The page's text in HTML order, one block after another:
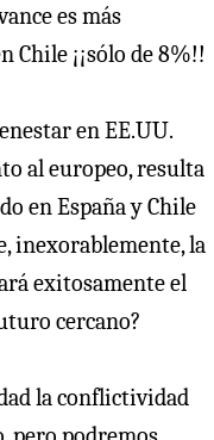
es más
Chile ¡¡sólo de 8%!!
en EE.UU.
al europeo, resulta
en España y Chile
inexorablemente, la
exitosamente el
cercano?
la conflictividad